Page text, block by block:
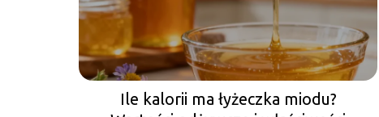
Ile kalorii ma łyżeczka miodu?